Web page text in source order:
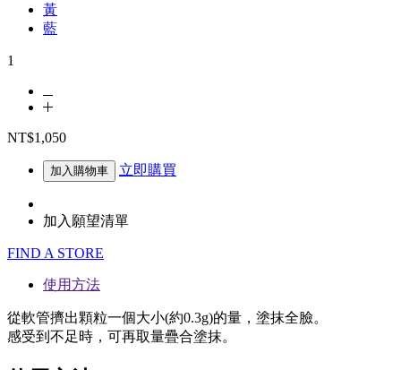
黃
藍
1
NT$1,050
加入購物車 立即購買
加入願望清單
FIND A STORE
使用方法
從軟管擠出顆粒一個大小(約0.3g)的量，塗抹全臉。
感受到不足時，可再取量疊合塗抹。